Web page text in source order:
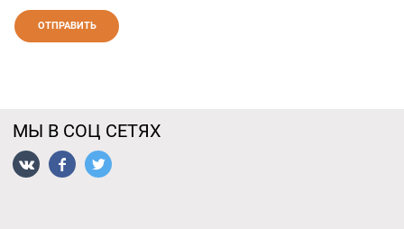
МЫ В СОЦ СЕТЯХ